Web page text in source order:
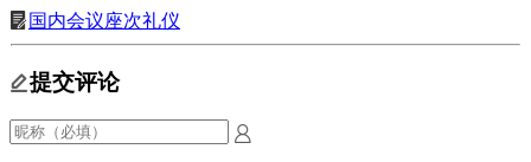
提交评论
国内会议座次礼仪